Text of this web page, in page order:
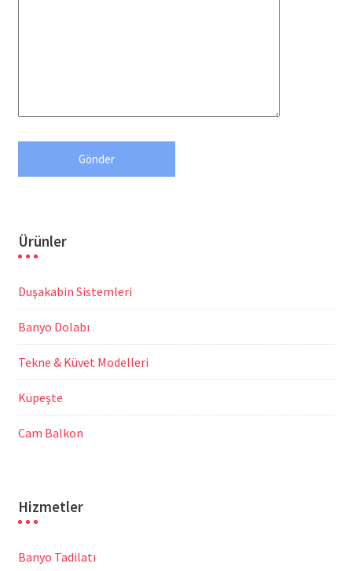
Ürünler
Duşakabin Sistemleri
Banyo Dolabı
Tekne & Küvet Modelleri
Küpeşte
Cam Balkon
Hizmetler
Banyo Tadilatı